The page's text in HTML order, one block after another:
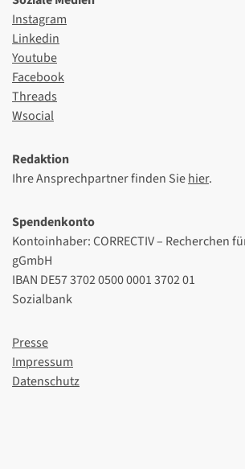
Instagram
Linkedin
Youtube
Facebook
Threads
Wsocial
Redaktion
Ihre Ansprechpartner finden Siehier.
Spendenkonto
Kontoinhaber: CORRECTIV – Recherchen
gGmbH
IBAN DE57 3702 0500 0001 3702 01
Sozialbank
Presse
Impressum
Datenschutz